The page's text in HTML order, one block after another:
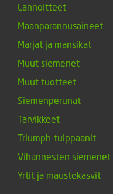
Lannoitteet
Maanparannusaineet
Marjat ja mansikat
Muut siemenet
Muut tuotteet
Siemenperunat
Tarvikkeet
Triumph-tulppaanit
Vihannesten siemenet
Yrtit ja maustekasvit